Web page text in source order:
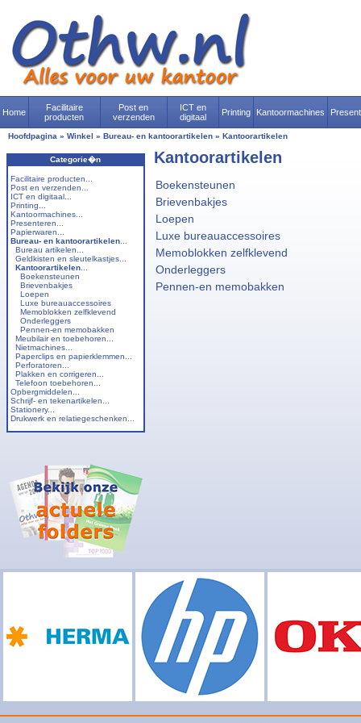
Home
Facilitaire
producten
Post en
verzenden
ICT en
digitaal
Printing Kantoormachines
Hoofdpagina » Winkel » Bureau- en kantoorartikelen » Kantoorartikelen
Categorie�n
Facilitaire producten...
Post en verzenden...
ICT en digitaal...
Printing...
Kantoormachines...
Presenteren...
Papierwaren...
Bureau- en kantoorartikelen
Bureau artikelen...
Geldkisten en sleutelkastjes...
Kantoorartikelen
Boekensteunen
Brievenbakjes
Loepen
Luxe bureauaccessoires
Memoblokken zelfklevend
Onderleggers
Pennen-en memobakken
Meubilair en toebehoren...
Nietmachines...
Paperclips en papierklemmen...
Perforatoren...
Plakken en corrigeren...
Telefoon toebehoren...
Opbergmiddelen...
Schrijf- en tekenartikelen...
Stationery...
Drukwerk en relatiegeschenken...
Kantoorartikelen
Boekensteunen
Brievenbakjes
Loepen
Luxe bureauaccessoires
Memoblokken zelfklevend
Onderleggers
Pennen-en memobakken